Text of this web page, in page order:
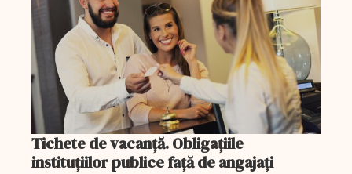
Tichete de vacanță. Obligațiile
instituțiilor publice față de angajați